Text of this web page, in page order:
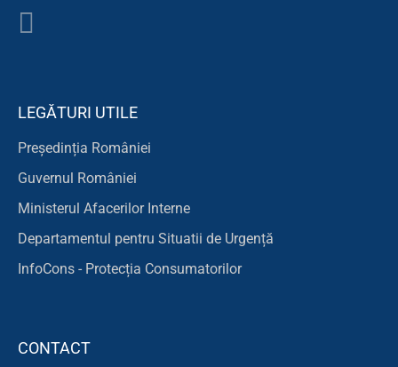
LEGĂTURI UTILE
Președinția României
Guvernul României
Ministerul Afacerilor Interne
Departamentul pentru Situatii de Urgență
InfoCons - Protecția Consumatorilor
CONTACT